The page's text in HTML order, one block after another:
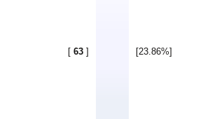
[ 63 ] [23.86%]